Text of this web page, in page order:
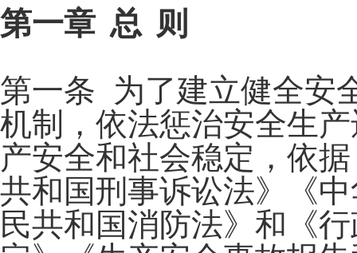
第一章 总 则
第一条 为了建立健全安
机制，依法惩治安全生
产安全和社会稳定，依
共和国刑事诉讼法》《
民共和国消防法》和《